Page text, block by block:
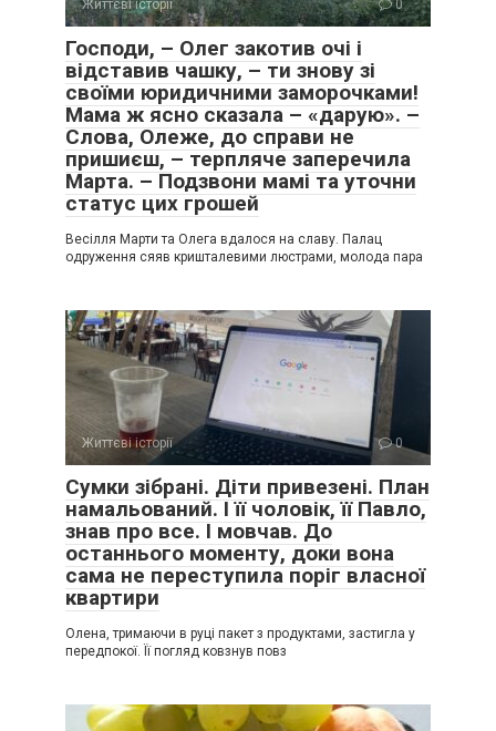
Життєві історії 0
Господи, – Олег закотив очі і
відставив чашку, – ти знову зі
своїми юридичними заморочками!
Мама ж ясно сказала – «дарую». –
Слова, Олеже, до справи не
пришиєш, – терпляче заперечила
Марта. – Подзвони мамі та уточни
статус цих грошей
Весілля Марти та Олега вдалося на славу. Палац
одруження сяяв кришталевими люстрами, молода пара
Життєві історії 0
Сумки зібрані. Діти привезені. План
намальований. І її чоловік, її Павло,
знав про все. І мовчав. До
останнього моменту, доки вона
сама не переступила поріг власної
квартири
Олена, тримаючи в руці пакет з продуктами, застигла у
передпокої. Її погляд ковзнув повз